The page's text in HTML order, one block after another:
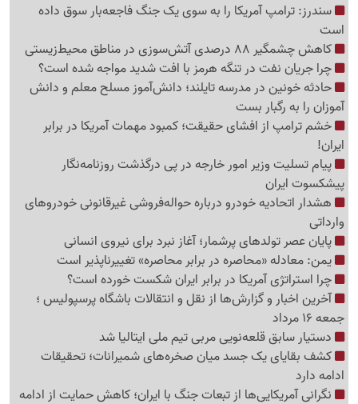
سندرز: ترامپ آمریکا را به سوی یک جنگ فاجعه‌بار سوق داده
است
کاهش چشمگیر 88 درصدی آتش‌سوزی در مناطق محیط‌زیستی
چرا جریان نفت در تنگه هرمز با افت شدید مواجه شده است؟
حادثه خونین در مدرسه تایلند؛ دانش‌آموز مسلح معلم و دانش
آموزان را به رگبار بست
خشم ترامپ از افشای حقیقت؛ کمبود مهمات آمریکا در برابر
ایران!
پیام تسلیت وزیر امور خارجه در پی درگذشت روزنامه‌نگار
پیشکسوت ایران
هشدار اتحادیه خودرو درباره حواله‌فروشی غیرقانونی خودروهای
وارداتی
پایان عصر تولدهای پرشمار؛ آغاز نبرد برای نیروی انسانی
یمن: معادله «محاصره در برابر محاصره» تغییرناپذیر است
چرا استراتژی آمریکا در برابر ایران شکست خورده است؟
آخرین اخبار و گزارش‌ها از نقل و انتقالات باشگاه پرسپولیس ؛
جمعه 16 مرداد
دستیار سابق قلعه‌نویی مربی تیم ملی ایتالیا شد
کشف بقایای یک جسد میان صخره‌های شمیرانات؛ تحقیقات
ادامه دارد
نگرانی آمریکایی‌ها از تبعات جنگ با ایران؛ کاهش حمایت از ادامه